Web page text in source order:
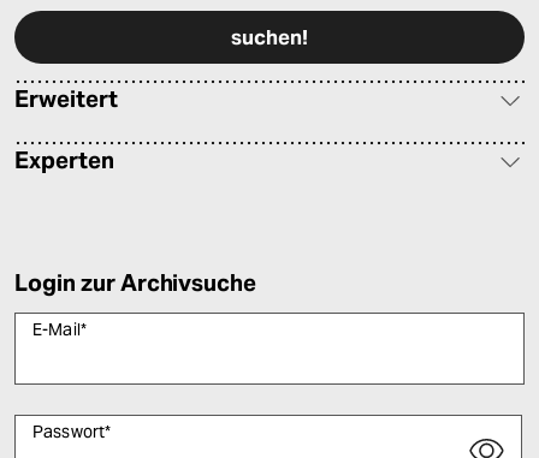
Erweitert
Experten
Login zur Archivsuche
E-Mail*
Passwort*